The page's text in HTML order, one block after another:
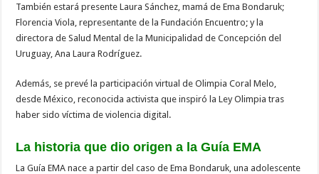
También estará presente Laura Sánchez, mamá de Ema Bondaruk;
Florencia Viola, representante de la Fundación Encuentro; y la
directora de Salud Mental de la Municipalidad de Concepción del
Uruguay, Ana Laura Rodríguez.
Además, se prevé la participación virtual de Olimpia Coral Melo,
desde México, reconocida activista que inspiró la Ley Olimpia tras
haber sido víctima de violencia digital.
La historia que dio origen a la Guía EMA
La Guía EMA nace a partir del caso de Ema Bondaruk, una adolescente